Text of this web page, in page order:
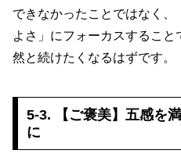
できなかったことではなく
よさ」にフォーカスするこ
然と続けたくなるはずです。
5-3. 【ご褒美】五感を
に